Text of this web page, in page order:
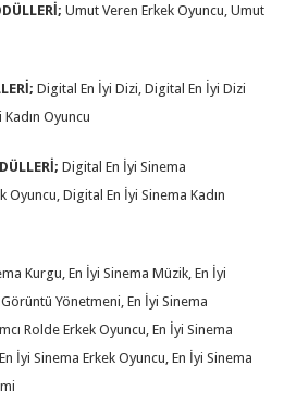
;Umut Veren Erkek Oyuncu, Umut
;Digital En İyi Dizi, Digital En İyi Dizi
Oyuncu
;Digital En İyi Sinema
Oyuncu, Digital En İyi Sinema Kadın
Kurgu, En İyi Sinema Müzik, En İyi
Yönetmeni, En İyi Sinema
Rolde Erkek Oyuncu, En İyi Sinema
İyi Sinema Erkek Oyuncu, En İyi Sinema